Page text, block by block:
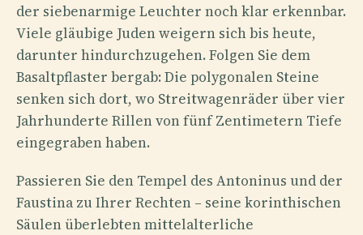
der siebenarmige Leuchter noch klar erkennbar.
Viele gläubige Juden weigern sich bis heute,
darunter hindurchzugehen. Folgen Sie dem
Basaltpflaster bergab: Die polygonalen Steine
senken sich dort, wo Streitwagenräder über vier
Jahrhunderte Rillen von fünf Zentimetern Tiefe
eingegraben haben.
Passieren Sie den Tempel des Antoninus und der
Faustina zu Ihrer Rechten – seine korinthischen
Säulen überlebten mittelalterliche